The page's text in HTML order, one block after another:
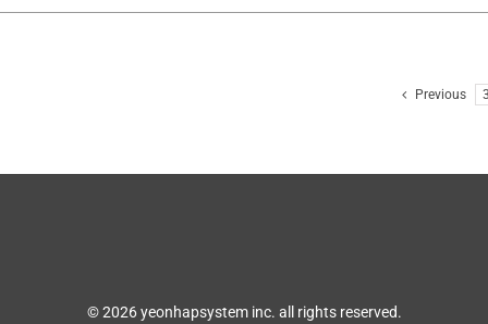
Previous
© 2026 yeonhapsystem inc. all rights reserved.